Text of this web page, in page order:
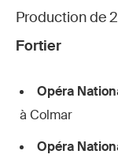
Production de
Fortier
Opéra
à Colmar
Opéra